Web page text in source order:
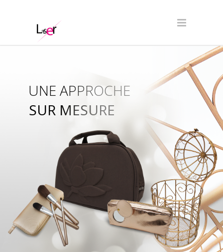
SUR MESURE
UNE APPROCHE